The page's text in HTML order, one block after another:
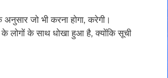
जो भी करना होगा, करेगी।
के लोगों के साथ धोखा हुआ है, क्योंकि सूची